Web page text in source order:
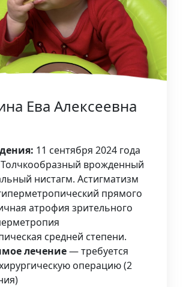
Ева Алексеевна
11 сентября 2024 года
Толчкообразный врожденный
нистагм. Астигматизм
прямого
атрофия зрительного
средней степени.
лечение— требуется
операцию (2